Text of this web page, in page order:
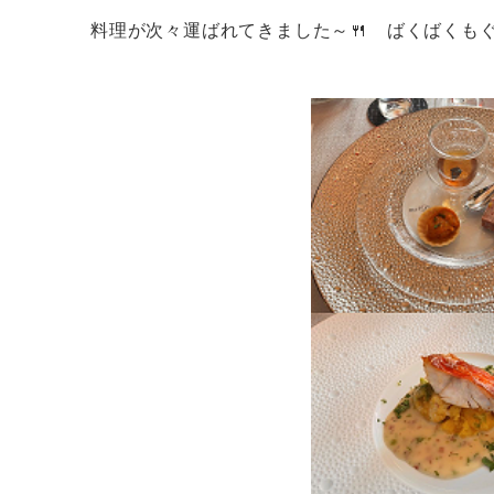
料理が次々運ばれてきました～🍴 ばくばくも